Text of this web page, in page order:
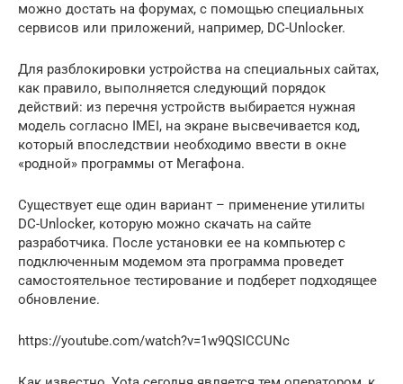
можно достать на форумах, с помощью специальных
сервисов или приложений, например, DC-Unlocker.
Для разблокировки устройства на специальных сайтах,
как правило, выполняется следующий порядок
действий: из перечня устройств выбирается нужная
модель согласно IMEI, на экране высвечивается код,
который впоследствии необходимо ввести в окне
«родной» программы от Мегафона.
Существует еще один вариант – применение утилиты
DC-Unlocker, которую можно скачать на сайте
разработчика. После установки ее на компьютер с
подключенным модемом эта программа проведет
самостоятельное тестирование и подберет подходящее
обновление.
https://youtube.com/watch?v=1w9QSICCUNc